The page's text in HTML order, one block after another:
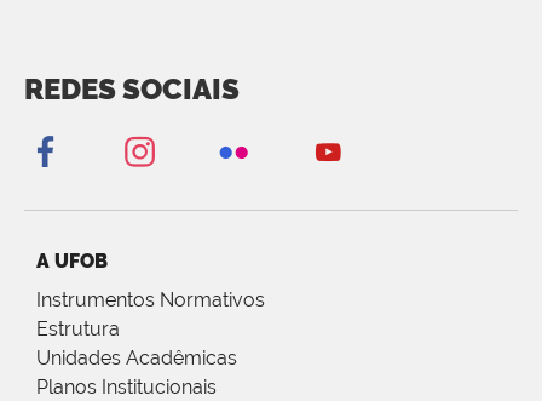
REDES SOCIAIS
A UFOB
Instrumentos Normativos
Estrutura
Unidades Acadêmicas
Planos Institucionais